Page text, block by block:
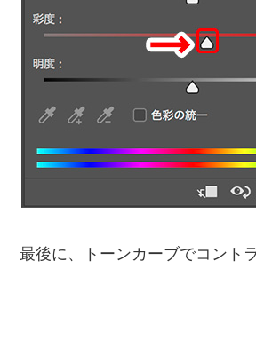
最後に、トーンカーブでコント